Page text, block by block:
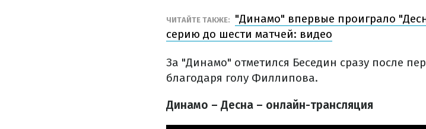
ЧИТАЙТЕ ТАКЖЕ:
"Динамо" впервые проиграло
серию до шести матчей: видео
За "Динамо" отметился Беседин сразу после
благодаря голу Филлипова.
Динамо – Десна – онлайн-трансляция